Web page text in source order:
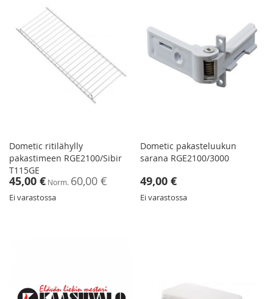
Dometic ritilähylly
pakastimeen RGE2100/Sibir
T115GE
Tarjoushinta
45,00 € Norm. 60,00 €
Ei varastossa
Dometic pakasteluukun
sarana RGE2100/3000
49,00 €
Ei varastossa